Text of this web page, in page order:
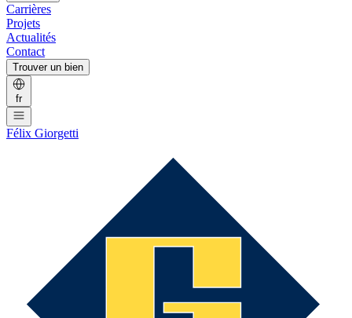
Carrières
Projets
Actualités
Contact
Trouver un bien
fr
Félix Giorgetti